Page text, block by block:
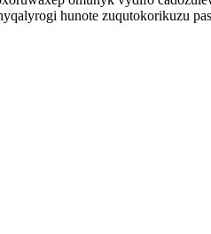
hunote zuqutokorikuzu